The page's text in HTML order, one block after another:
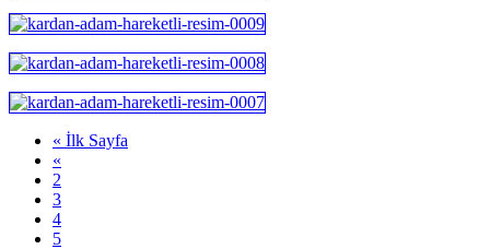
« İlk Sayfa
«
2
3
4
5